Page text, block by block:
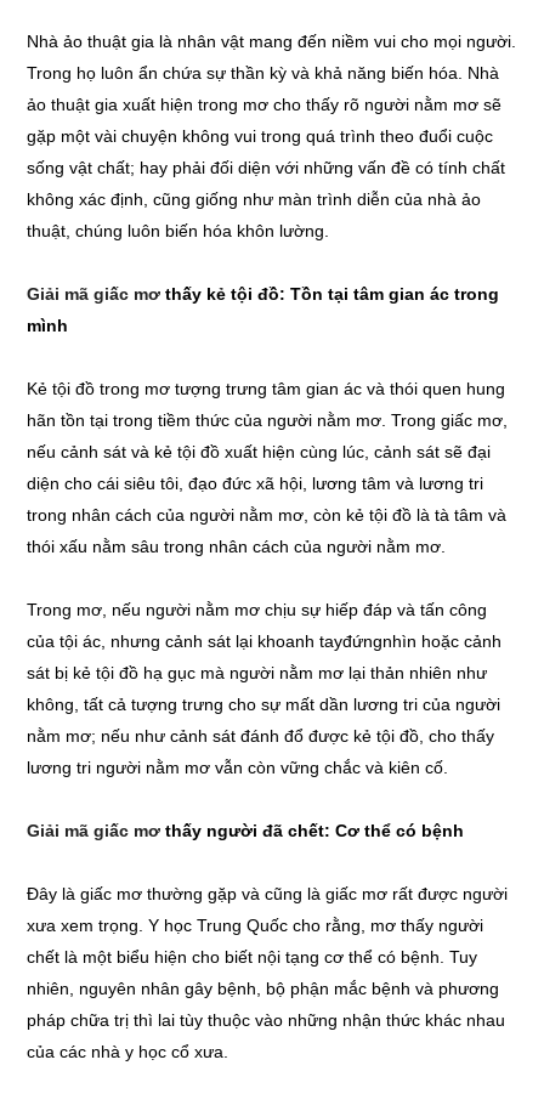
Nhà ảo thuật gia là nhân vật mang đến niềm vui cho mọi người.
Trong họ luôn ẩn chứa sự thần kỳ và khả năng biến hóa. Nhà
ảo thuật gia xuất hiện trong mơ cho thấy rõ người nằm mơ sẽ
gặp một vài chuyện không vui trong quá trình theo đuổi cuộc
sống vật chất; hay phải đối diện với những vấn đề có tính chất
không xác định, cũng giống như màn trình diễn của nhà ảo
thuật, chúng luôn biến hóa khôn lường.
Giải mã giấc mơthấy kẻ tội đồ: Tồn tại tâm gian ác trong
mình
Kẻ tội đồ trong mơ tượng trưng tâm gian ác và thói quen hung
hãn tồn tại trong tiềm thức của người nằm mơ. Trong giấc mơ,
nếu cảnh sát và kẻ tội đồ xuất hiện cùng lúc, cảnh sát sẽ đại
diện cho cái siêu tôi, đạo đức xã hội, lương tâm và lương tri
trong nhân cách của người nằm mơ, còn kẻ tội đồ là tà tâm và
thói xấu nằm sâu trong nhân cách của người nằm mơ.
Trong mơ, nếu người nằm mơ chịu sự hiếp đáp và tấn công
của tội ác, nhưng cảnh sát lại khoanh tayđứngnhìn hoặc cảnh
sát bị kẻ tội đồ hạ gục mà người nằm mơ lại thản nhiên như
không, tất cả tượng trưng cho sự mất dần lương tri của người
nằm mơ; nếu như cảnh sát đánh đổ được kẻ tội đồ, cho thấy
lương tri người nằm mơ vẫn còn vững chắc và kiên cố.
Giải mã giấc mơthấy người đã chết: Cơ thể có bệnh
Đây là giấc mơ thường gặp và cũng là giấc mơ rất được người
xưa xem trọng. Y học Trung Quốc cho rằng, mơ thấy người
chết là một biểu hiện cho biết nội tạng cơ thể có bệnh. Tuy
nhiên, nguyên nhân gây bệnh, bộ phận mắc bệnh và phương
pháp chữa trị thì lai tùy thuộc vào những nhận thức khác nhau
của các nhà y học cổ xưa.